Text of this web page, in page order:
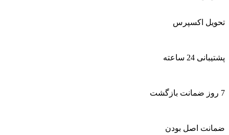
تحویل اکسپرس
پشتیبانی 24 ساعته
7 روز ضمانت بازگشت
ضمانت اصل بودن